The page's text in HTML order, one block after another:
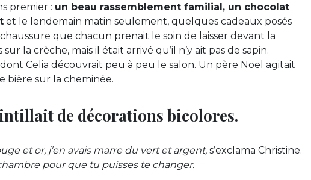
premier : un beau rassemblement familial, un chocolat
et le lendemain matin seulement, quelques cadeaux posés
que chacun prenait le soin de laisser devant la
la crèche, mais il était arrivé qu’il n’y ait pas de sapin.
Celia découvrait peu à peu le salon. Un père Noël agitait
bière sur la cheminée.
de décorations bicolores.
et or, j’en avais marre du vert et argent, s’exclama Christine.
pour que tu puisses te changer.